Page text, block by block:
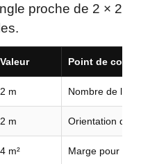
proche de 2 × 2
Valeur Point de
2 m Nombre de lés
2 m Orientation du
4 m² Marge pour